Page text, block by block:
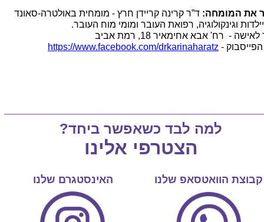
את המומחה: ד”ר קרינה קריידן חרץ - מומחית באולטרה-סאונד
וגינקולוגיה, רפואת העובר ומומי מוח העובר.
- רח' אבא אחימאיר 18, רמת אביב
-
https://www.facebook.com/drkarinaharatz
למה לבד כשאפשר ביחד?
הצטרפי אלינו
קבוצת הוואטסאפ שלנו האינסטגרם שלנו